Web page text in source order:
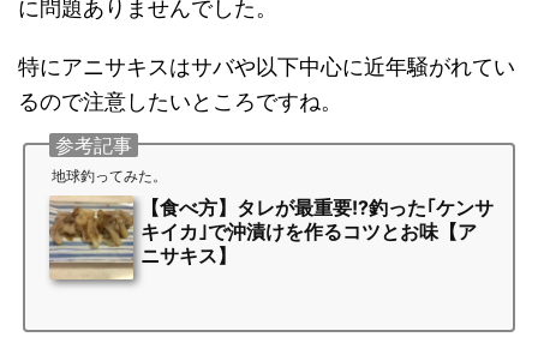
に問題ありませんでした。
特にアニサキスはサバや以下中心に近年騒がれてい
るので注意したいところですね。
地球釣ってみた。
参考記事
【食べ方】タレが最重要!?釣った｢ケンサ
キイカ｣で沖漬けを作るコツとお味【ア
ニサキス】